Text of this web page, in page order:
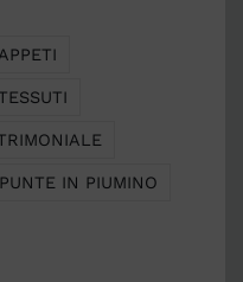
TESSUTI
IN PIUMINO